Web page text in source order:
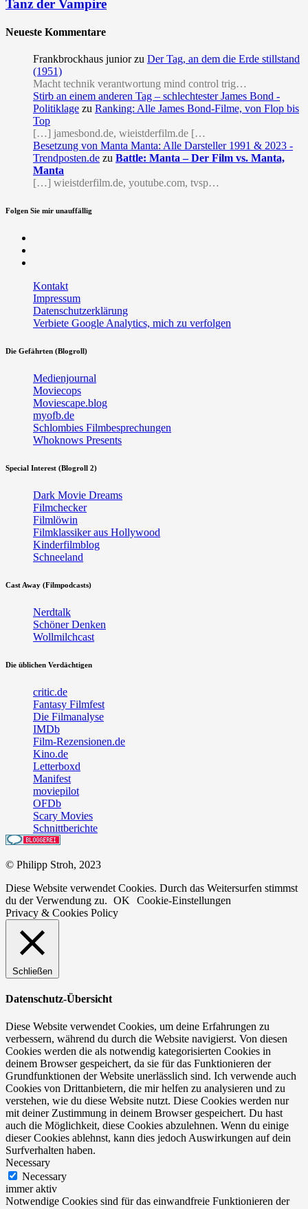
Tanz der Vampire
Neueste Kommentare
Frankbrockhaus junior zu Der Tag, an dem die Erde stillstand
(1951)
Macht technik verantwortung mind control trig…
Stirb an einem anderen Tag – schlechtester James Bond -
Politiklage zu Ranking: Alle James Bond-Filme, von Flop bis
Top
[…] jamesbond.de, wieistderfilm.de […
Besetzung von Manta Manta: Alle Darsteller 1991 & 2023 -
Trendposten.de zu Battle: Manta – Der Film vs. Manta,
Manta
[…] wieistderfilm.de, youtube.com, tvsp…
Folgen Sie mir unauffällig
Kontakt
Impressum
Datenschutzerklärung
Verbiete Google Analytics, mich zu verfolgen
Die Gefährten (Blogroll)
Medienjournal
Moviecops
Moviescape.blog
myofb.de
Schlombies Filmbesprechungen
Whoknows Presents
Special Interest (Blogroll 2)
Dark Movie Dreams
Filmchecker
Filmlöwin
Filmklassiker aus Hollywood
Kinderfilmblog
Schneeland
Cast Away (Filmpodcasts)
Nerdtalk
Schöner Denken
Wollmilchcast
Die üblichen Verdächtigen
critic.de
Fantasy Filmfest
Die Filmanalyse
IMDb
Film-Rezensionen.de
Kino.de
Letterboxd
Manifest
moviepilot
OFDb
Scary Movies
Schnittberichte
© Philipp Stroh, 2023
Diese Website verwendet Cookies. Durch das Weitersurfen stimmst
du der Verwendung zu. OK
Cookie-Einstellungen
Privacy & Cookies Policy
Schließen
Datenschutz-Übersicht
Diese Website verwendet Cookies, um deine Erfahrungen zu
verbessern, während du durch die Website navigierst. Von diesen
Cookies werden die als notwendig kategorisierten Cookies in
deinem Browser gespeichert, da sie für das Funktionieren der
Grundfunktionen der Website unerlässlich sind. Ich verwende auch
Cookies von Drittanbietern, die mir helfen zu analysieren und zu
verstehen, wie du diese Website nutzt. Diese Cookies werden nur
mit deiner Zustimmung in deinem Browser gespeichert. Du hast
auch die Möglichkeit, diese Cookies abzulehnen. Wenn du einige
dieser Cookies ablehnst, kann dies jedoch Auswirkungen auf dein
Surfverhalten haben.
Necessary
Necessary
immer aktiv
Notwendige Cookies sind für das einwandfreie Funktionieren der